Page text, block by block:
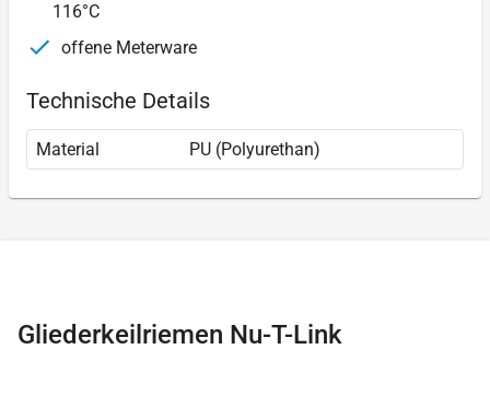
116°C
offene Meterware
Technische Details
Material PU (Polyurethan)
Gliederkeilriemen Nu-T-Link